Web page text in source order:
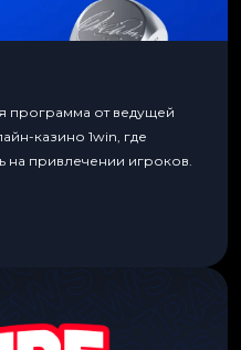
программа от ведущей
казино 1win, где
на привлечении игроков.